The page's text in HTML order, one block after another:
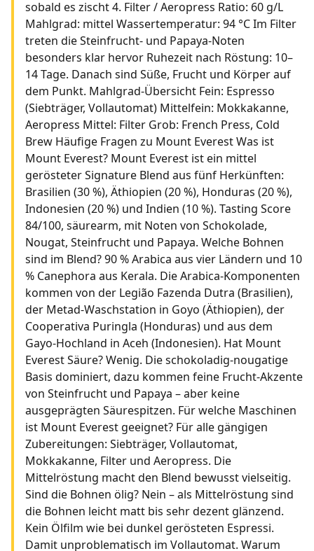
sobald es zischt 4. Filter / Aeropress Ratio: 60 g/L
Mahlgrad: mittel Wassertemperatur: 94 °C Im Filter
treten die Steinfrucht- und Papaya-Noten
besonders klar hervor Ruhezeit nach Röstung: 10–
14 Tage. Danach sind Süße, Frucht und Körper auf
dem Punkt. Mahlgrad-Übersicht Fein: Espresso
(Siebträger, Vollautomat) Mittelfein: Mokkakanne,
Aeropress Mittel: Filter Grob: French Press, Cold
Brew Häufige Fragen zu Mount Everest Was ist
Mount Everest? Mount Everest ist ein mittel
gerösteter Signature Blend aus fünf Herkünften:
Brasilien (30 %), Äthiopien (20 %), Honduras (20 %),
Indonesien (20 %) und Indien (10 %). Tasting Score
84/100, säurearm, mit Noten von Schokolade,
Nougat, Steinfrucht und Papaya. Welche Bohnen
sind im Blend? 90 % Arabica aus vier Ländern und 10
% Canephora aus Kerala. Die Arabica-Komponenten
kommen von der Legião Fazenda Dutra (Brasilien),
der Metad-Waschstation in Goyo (Äthiopien), der
Cooperativa Puringla (Honduras) und aus dem
Gayo-Hochland in Aceh (Indonesien). Hat Mount
Everest Säure? Wenig. Die schokoladig-nougatige
Basis dominiert, dazu kommen feine Frucht-Akzente
von Steinfrucht und Papaya – aber keine
ausgeprägten Säurespitzen. Für welche Maschinen
ist Mount Everest geeignet? Für alle gängigen
Zubereitungen: Siebträger, Vollautomat,
Mokkakanne, Filter und Aeropress. Die
Mittelröstung macht den Blend bewusst vielseitig.
Sind die Bohnen ölig? Nein – als Mittelröstung sind
die Bohnen leicht matt bis sehr dezent glänzend.
Kein Ölfilm wie bei dunkel gerösteten Espressi.
Damit unproblematisch im Vollautomat. Warum